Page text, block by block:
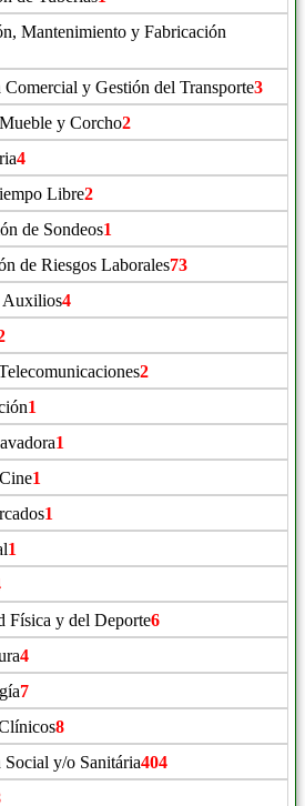
Mantenimiento y Fabricación
y Gestión del Transporte3
y Corcho2
4
Libre2
de Sondeos1
de Riesgos Laborales73
Auxilios4
2
1
1
1
1
1
Física y del Deporte6
4
7
8
y/o Sanitária404